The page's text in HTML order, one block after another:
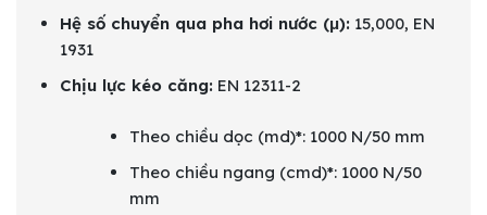
Hệ số chuyển qua pha hơi nước (μ): 15,000, EN
1931
Chịu lực kéo căng: EN 12311-2
Theo chiều dọc (md)*: 1000 N/50 mm
Theo chiều ngang (cmd)*: 1000 N/50
mm